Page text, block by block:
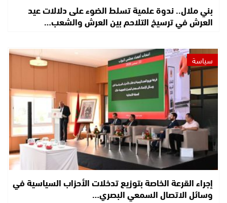
بني ملال.. ندوة علمية تسلط الضوء على دلالات عيد
العرش في ترسيخ التلاحم بين العرش والشعب…
سياسة
إجراء القرعة الخاصة بتوزيع تدخلات الأحزاب السياسية في
وسائل الاتصال السمعي البصري…